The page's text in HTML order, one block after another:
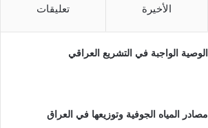
الأخيرة تعليقات
الوصية الواجبة في التشريع العراقي
مصادر المياه الجوفية وتوزيعها في العراق